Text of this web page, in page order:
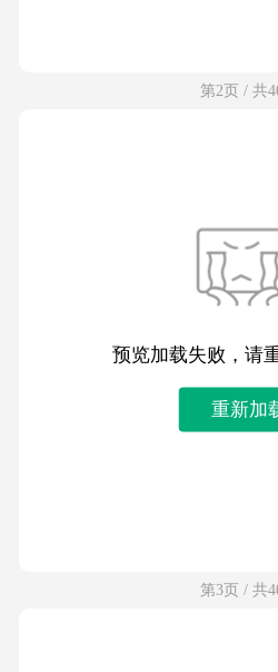
第2页 / 共
预览加载失败，请
重新加
第3页 / 共